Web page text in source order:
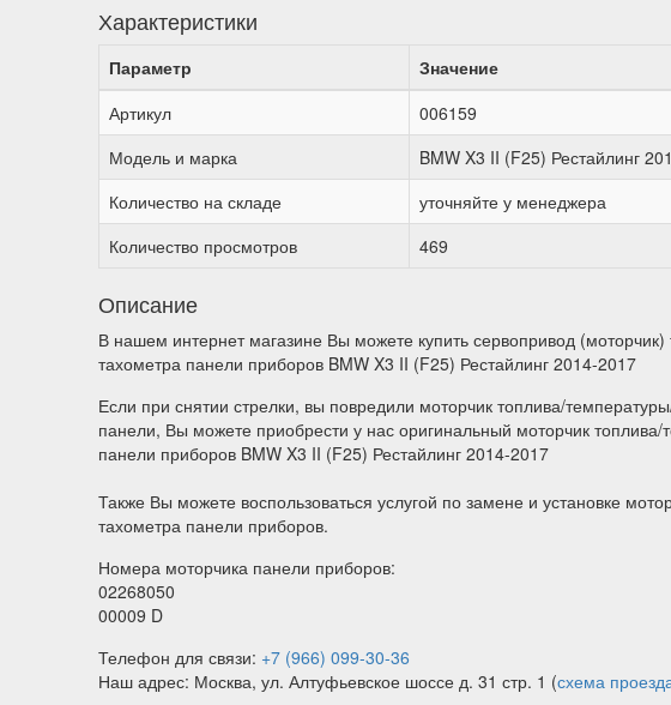
Характеристики
Параметр
Значение
Артикул
006159
Модель и марка
BMW X3 II (F25) Рестайлинг
Количество на складе
уточняйте у менеджера
Количество просмотров
469
Описание
В нашем интернет магазине Вы можете купить сервопривод
тахометра панели приборов BMW X3 II (F25) Рестайлинг 2014-2017
Если при снятии стрелки, вы повредили моторчик топлива/
панели, Вы можете приобрести у нас оригинальный моторчик топлива/
панели приборов BMW X3 II (F25) Рестайлинг 2014-2017
Также Вы можете воспользоваться услугой по замене и установке
тахометра панели приборов.
Номера моторчика панели приборов:
02268050
00009 D
Телефон для связи: +7 (966) 099-30-36
Наш адрес: Москва, ул. Алтуфьевское шоссе д. 31 стр. 1 (схема